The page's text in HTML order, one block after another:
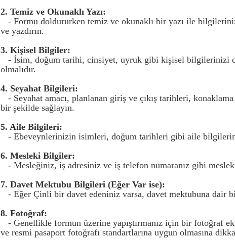
2. Temiz ve Okunaklı Yazı:
- Formu doldururken temiz ve okunaklı bir yazı ile
ve yazdırın.
3. Kişisel Bilgiler:
- İsim, doğum tarihi, cinsiyet, uyruk gibi kişisel bilgilerinizi
olmalıdır.
4. Seyahat Bilgileri:
- Seyahat amacı, planlanan giriş ve çıkış tarihleri,
bir şekilde sağlayın.
5. Aile Bilgileri:
- Ebeveynlerinizin isimleri, doğum tarihleri gibi aile
6. Mesleki Bilgiler:
- Mesleğiniz, iş adresiniz ve iş telefon numaranız gibi
7. Davet Mektubu Bilgileri (Eğer Var ise):
- Eğer Çinli bir davet edeniniz varsa, davet mektubuna dair
8. Fotoğraf:
- Genellikle formun üzerine yapıştırmanız için bir fotoğraf
ve resmi pasaport fotoğrafı standartlarına uygun olmasına